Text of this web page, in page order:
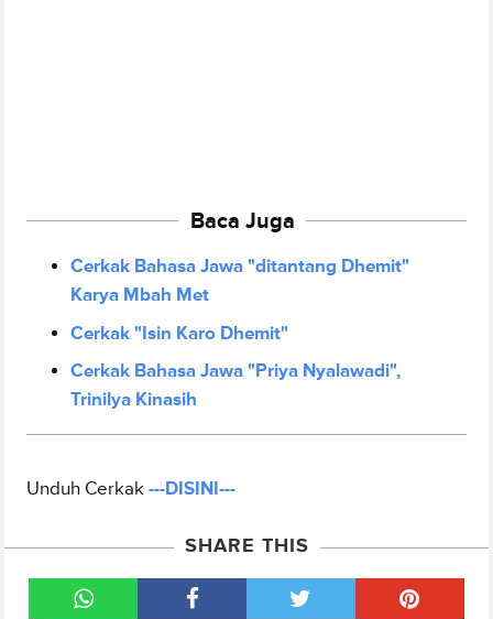
Baca Juga
Cerkak Bahasa Jawa "ditantang Dhemit"
Karya Mbah Met
Cerkak "Isin Karo Dhemit"
Cerkak Bahasa Jawa "Priya Nyalawadi",
Trinilya Kinasih
Unduh Cerkak---DISINI---
SHARE THIS